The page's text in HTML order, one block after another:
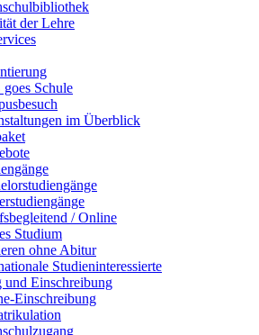
der Lehre
Schule
im Überblick
/ Online
Studium
ohne Abitur
Studieninteressierte
und Einschreibung
Einschreibung